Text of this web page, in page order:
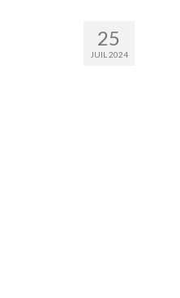
25
JUIL 2024